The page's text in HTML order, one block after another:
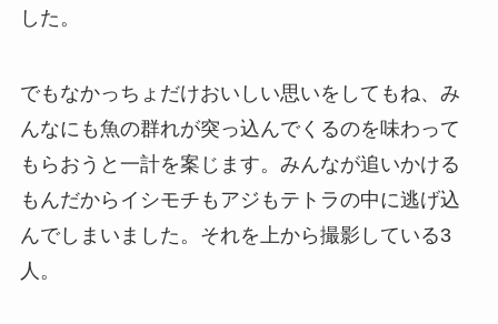
した。
でもなかっちょだけおいしい思いをしてもね、み
んなにも魚の群れが突っ込んでくるのを味わって
もらおうと一計を案じます。みんなが追いかける
もんだからイシモチもアジもテトラの中に逃げ込
んでしまいました。それを上から撮影している3
人。